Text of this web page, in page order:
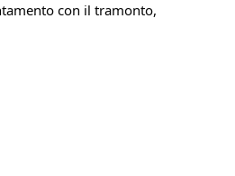
con il tramonto,